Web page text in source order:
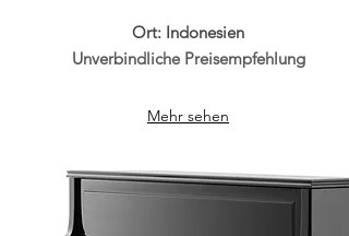
Ort: Indonesien
Unverbindliche Preisempfehlung
Mehr sehen